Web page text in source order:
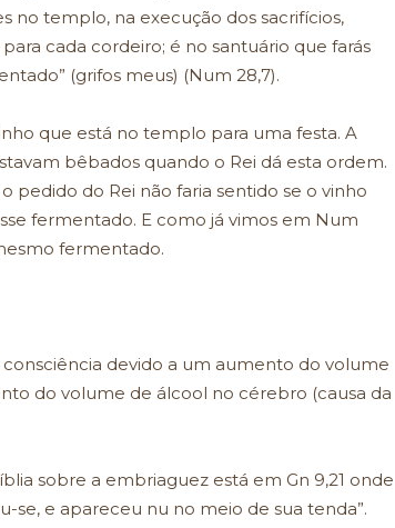
no templo, na execução dos sacrifícios,
cada cordeiro; é no santuário que farás
(grifos meus) (Num 28,7).
que está no templo para uma festa. A
bêbados quando o Rei dá esta ordem.
pedido do Rei não faria sentido se o vinho
fermentado. E como já vimos em Num
fermentado.
devido a um aumento do volume
do volume de álcool no cérebro (causa da
sobre a embriaguez está em Gn 9,21 onde
se, e apareceu nu no meio de sua tenda”.